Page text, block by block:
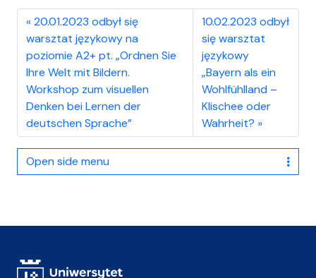
20.01.2023 odbył się
warsztat językowy na
poziomie A2+ pt. „Ordnen Sie
Ihre Welt mit Bildern.
Workshop zum visuellen
Denken bei Lernen der
deutschen Sprache”
10.02.2023 odbył
się warsztat
językowy
„Bayern als ein
Wohlfühlland –
Klischee oder
Wahrheit?
Open side menu